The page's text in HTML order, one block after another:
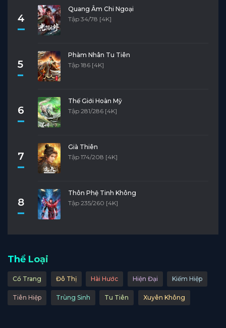
4
Quang Âm Chi Ngoại
Tập 34/78 [4K]
5
Phàm Nhân Tu Tiên
Tập 186 [4K]
6
Thế Giới Hoàn Mỹ
Tập 281/286 [4K]
7
Già Thiên
Tập 174/208 [4K]
8
Thôn Phệ Tinh Không
Tập 235/260 [4K]
Thể Loại
Cổ Trang Đô Thị Hài Hước Hiện Đại Kiếm Hiệp
Tiên Hiệp Trùng Sinh Tu Tiên Xuyên Không